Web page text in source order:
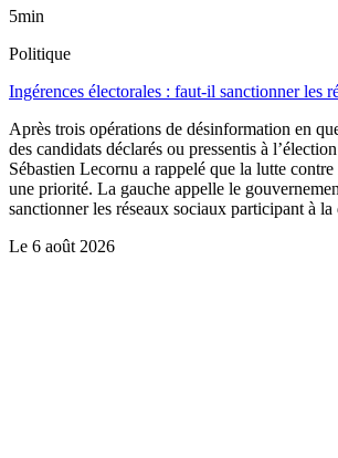
5min
Politique
Ingérences électorales : faut-il sanctionner les
Après trois opérations de désinformation en
des candidats déclarés ou pressentis à
Sébastien Lecornu a rappelé que la lutte
une priorité. La gauche appelle le
sanctionner les réseaux sociaux participant à
Le 6 août 2026